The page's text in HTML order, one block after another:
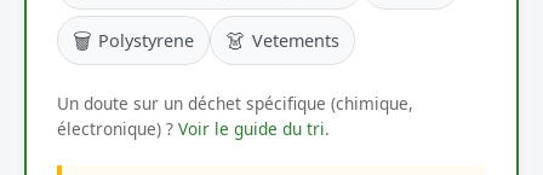
🗑️ Polystyrene 👗 Vetements
Un doute sur un déchet spécifique (chimique,
électronique) ? Voir le guide du tri.